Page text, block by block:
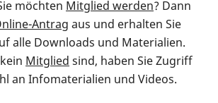
möchten Mitglied werden? Dann
Antrag aus und erhalten Sie
alle Downloads und Materialien.
Mitglied sind, haben Sie Zugriff
an Infomaterialien und Videos.